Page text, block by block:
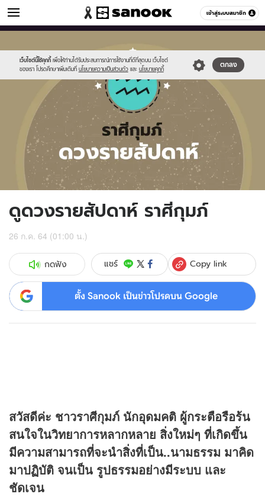
เข้าสู่ระบบสมาชิก
ดูดวง หมวดอื่นๆ
เว็บไซต์นี้ใช้คุกกี้ เพื่อให้ท่านได้รับประสบการณ์การใช้งานที่ดีที่สุดบน เว็บไซต์
ของเรา โปรดศึกษาเพิ่มเติมที่ นโยบายความเป็นส่วนตัว และ นโยบายคุกกี้
ตกลง
new-
sanook.png
horoscope-
aquarius_zod.jpg
ดูดวงรายสัปดาห์ ราศีกุมภ์
26 ก.ค. 64 (01:00 น.)
กดฟัง แชร์ Copy link
ตั้ง Sanook เป็นข่าวโปรดบน Google
สวัสดีค่ะ ชาวราศีกุมภ์ นักอุดมคติ ผู้กระตือรือร้น
สนใจในวิทยาการหลากหลาย สิ่งใหม่ๆ ที่เกิดขึ้น
มีความสามารถที่จะนำสิ่งที่เป็น..นามธรรม มาคิด
มาปฏิบัติ จนเป็น รูปธรรมอย่างมีระบบ และ
ชัดเจน